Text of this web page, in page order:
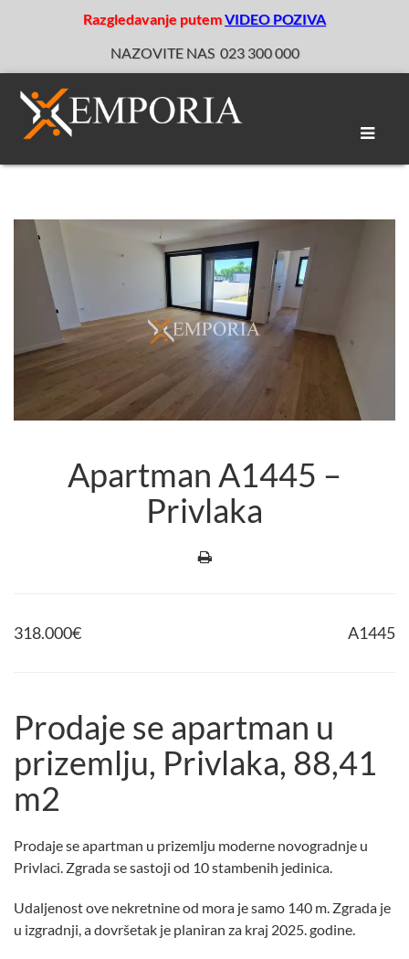
Razgledavanje putemVIDEO POZIVA
NAZOVITE NAS 023 300 000
Toggle
Apartman A1445 –
Privlaka
318.000€ A1445
Prodaje se apartman u
prizemlju, Privlaka, 88,41
m2
Prodaje se apartman u prizemlju moderne novogradnje u
Privlaci. Zgrada se sastoji od 10 stambenih jedinica.
Udaljenost ove nekretnine od mora je samo 140 m. Zgrada je
u izgradnji, a dovršetak je planiran za kraj 2025. godine.